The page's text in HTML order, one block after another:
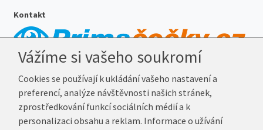
Kontakt
E-mail:info@prima-cocky.cz
Reklamační adresa
Andrea Votavová
Vážíme si vašeho soukromí
Cookies se používají k ukládání vašeho nastavení a
preferencí, analýze návštěvnosti našich stránek,
zprostředkování funkcí sociálních médií a k
personalizaci obsahu a reklam. Informace o užívání